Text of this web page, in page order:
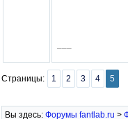
–––
Страницы: 1 2 3 4 5
Вы здесь: Форумы fantlab.ru >